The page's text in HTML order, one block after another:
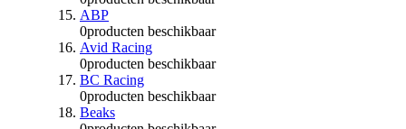
ABP
0producten beschikbaar
Avid Racing
0producten beschikbaar
BC Racing
0producten beschikbaar
Beaks